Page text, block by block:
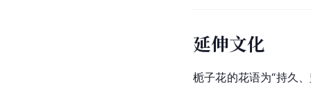
延伸文化
栀子花的花语为“持久